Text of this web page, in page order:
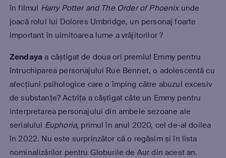
în filmul Harry Potter and The Order of Phoenixunde
joacă rolul lui Dolores Umbridge, un personaj foarte
important în uimitoarea lume a vrăjitorilor ?
Zendaya a câștigat de doua ori premiul Emmy pentru
întruchiparea personajului Rue Bennet, o adolescentă cu
afecțiuni psihologice care o împing către abuzul excesiv
de substanțe? Actrița a câștigat câte un Emmy pentru
interpretarea personajului din ambele sezoane ale
serialului Euphoria, primul în anul 2020, cel de-al doilea
în 2022. Nu este surprinzător că o regăsim și în lista
nominalizărilor pentru Globurile de Aur din acest an.